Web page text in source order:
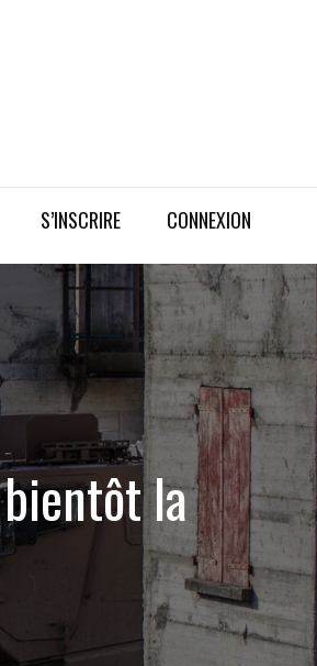
S’INSCRIRE CONNEXION
la